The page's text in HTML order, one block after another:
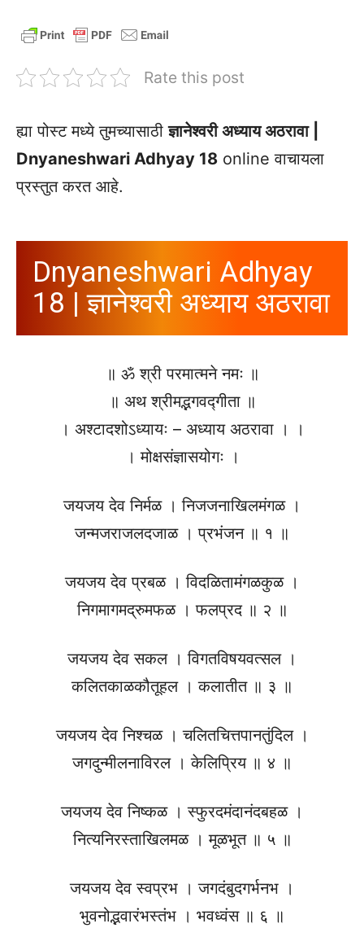
Rate this post
ह्या पोस्ट मध्ये तुमच्यासाठीज्ञानेश्वरी अध्याय अठरावा |
Dnyaneshwari Adhyay 18 online वाचायला
प्रस्तुत करत आहे.
Dnyaneshwari Adhyay
18 | ज्ञानेश्वरी अध्याय अठरावा
॥ ॐ श्री परमात्मने नमः ॥
॥ अथ श्रीमद्भगवद्गीता ॥
। अश्टादशोऽध्यायः – अध्याय अठरावा । ।
। मोक्षसंज्ञासयोगः ।
जयजय देव निर्मळ । निजजनाखिलमंगळ ।
जन्मजराजलदजाळ । प्रभंजन ॥ १ ॥
जयजय देव प्रबळ । विदळितामंगळकुळ ।
निगमागमद्रुमफळ । फलप्रद ॥ २ ॥
जयजय देव सकल । विगतविषयवत्सल ।
कलितकाळकौतूहल । कलातीत ॥ ३ ॥
जयजय देव निश्चळ । चलितचित्तपानतुंदिल ।
जगदुन्मीलनाविरल । केलिप्रिय ॥ ४ ॥
जयजय देव निष्कळ । स्फुरदमंदानंदबहळ ।
नित्यनिरस्ताखिलमळ । मूळभूत ॥ ५ ॥
जयजय देव स्वप्रभ । जगदंबुदगर्भनभ ।
भुवनोद्भवारंभस्तंभ । भवध्वंस ॥ ६ ॥